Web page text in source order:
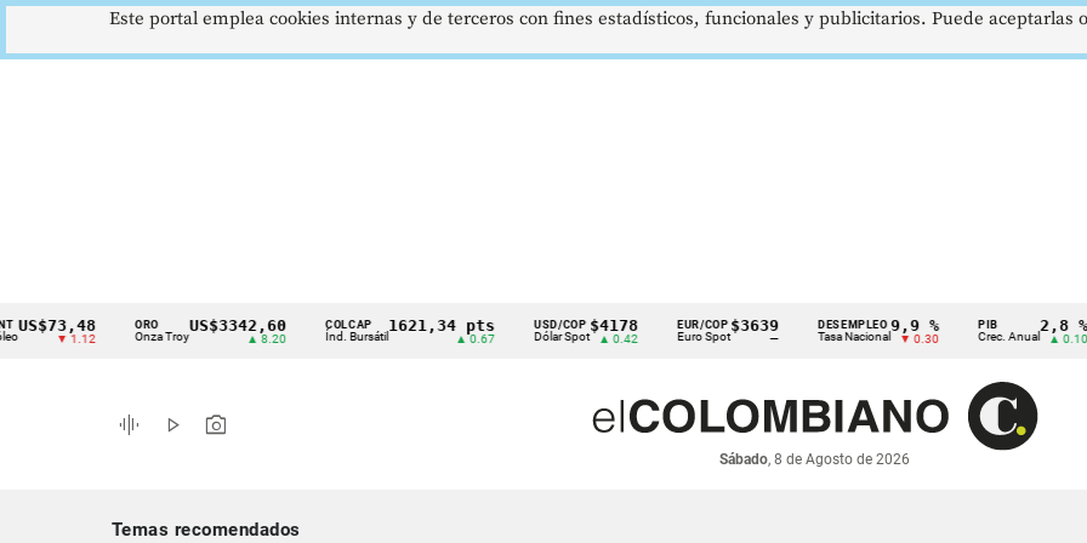
Cintillo
indicadores
económicos
▼ 1.12
ORO
Onza Troy
US$3342,60 COLCAP
Índ. Bursátil
1621,34 pts USD/COP
Dólar Spot
$4178
▲ 0.42
EUR/COP
Euro Spot
$3639
—
DESEMPLEO
Tasa Nacional
9,9 %
▼ 0.30
PIB
Crec. Anual
2,8 %
▲ 0.10
graphic_eq play_arrow photo_camera
Sábado, 8 de Agosto de 2026
Temas recomendados
Este portal emplea cookies internas y de terceros con fines estadísticos, funcionales y publicitarios. Puede aceptarlas